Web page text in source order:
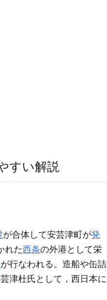
すい解説
が合体して安芸津町が発
れた西条の外港として栄
が行なわれる。造船や缶詰
津杜氏として，西日本に